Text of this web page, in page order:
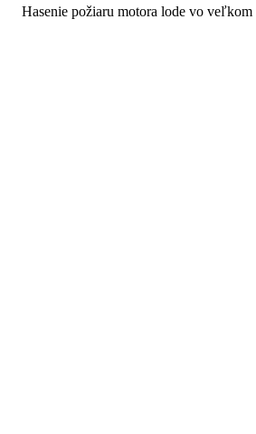
Hasenie požiaru motora lode vo